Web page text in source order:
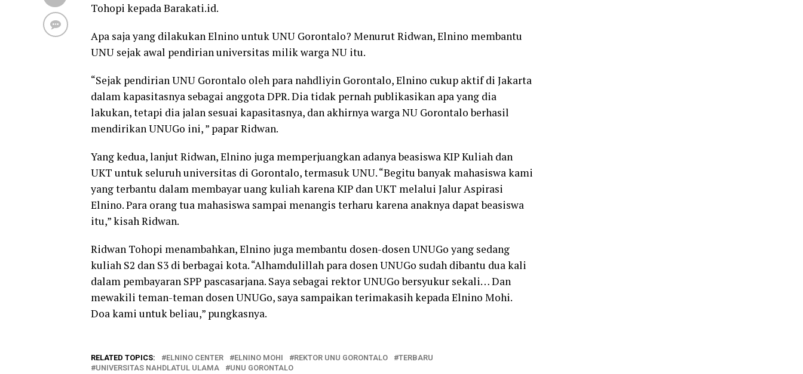
Tohopi kepada Barakati.id.
Apa saja yang dilakukan Elnino untuk UNU Gorontalo? Menurut Ridwan, Elnino membantu
UNU sejak awal pendirian universitas milik warga NU itu.
“Sejak pendirian UNU Gorontalo oleh para nahdliyin Gorontalo, Elnino cukup aktif di Jakarta
dalam kapasitasnya sebagai anggota DPR. Dia tidak pernah publikasikan apa yang dia
lakukan, tetapi dia jalan sesuai kapasitasnya, dan akhirnya warga NU Gorontalo berhasil
mendirikan UNUGo ini, ” papar Ridwan.
Yang kedua, lanjut Ridwan, Elnino juga memperjuangkan adanya beasiswa KIP Kuliah dan
UKT untuk seluruh universitas di Gorontalo, termasuk UNU. “Begitu banyak mahasiswa kami
yang terbantu dalam membayar uang kuliah karena KIP dan UKT melalui Jalur Aspirasi
Elnino. Para orang tua mahasiswa sampai menangis terharu karena anaknya dapat beasiswa
itu,” kisah Ridwan.
Ridwan Tohopi menambahkan, Elnino juga membantu dosen-dosen UNUGo yang sedang
kuliah S2 dan S3 di berbagai kota. “Alhamdulillah para dosen UNUGo sudah dibantu dua kali
dalam pembayaran SPP pascasarjana. Saya sebagai rektor UNUGo bersyukur sekali… Dan
mewakili teman-teman dosen UNUGo, saya sampaikan terimakasih kepada Elnino Mohi.
Doa kami untuk beliau,” pungkasnya.
RELATED TOPICS: ELNINO CENTER ELNINO MOHI REKTOR UNU GORONTALO
TERBARU
UNIVERSITAS NAHDLATUL ULAMA
UNU GORONTALO